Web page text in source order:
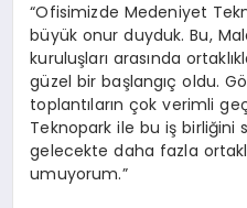
“Ofisimizde Medeniyet
büyük onur duyduk. Bu,
kuruluşları arasında
güzel bir başlangıç oldu.
toplantıların çok verimli
Teknopark ile bu iş birliğini
gelecekte daha fazla
umuyorum.”